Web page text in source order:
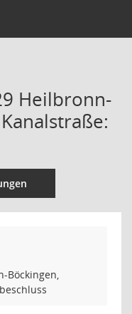
Heilbronn-
Böckingen,